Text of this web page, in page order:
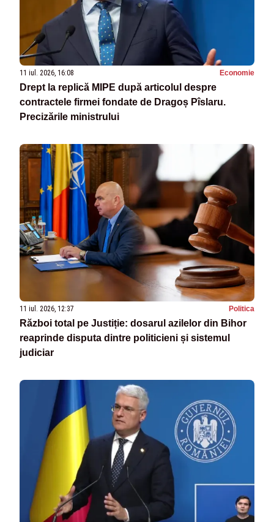
11 iul. 2026, 16:08 Economie
Drept la replică MIPE după articolul despre
contractele firmei fondate de Dragoș Pîslaru.
Precizările ministrului
11 iul. 2026, 12:37 Politica
Război total pe Justiție: dosarul azilelor din Bihor
reaprinde disputa dintre politicieni și sistemul
judiciar